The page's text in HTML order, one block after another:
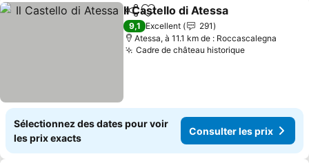
PartagerAjouter à mes favoris
Il Castello di Atessa
9,1 Excellent
291
Atessa, à 11.1 km de : Roccascalegna
Cadre de château historiqueConsulter
Sélectionnez des dates pour voir
les prix exacts
Consulter les prix